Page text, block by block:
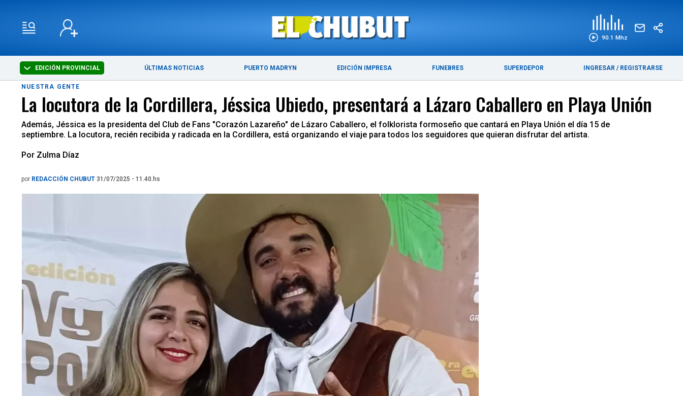
90.1 Mhz
EDICIÓN PROVINCIAL ÚLTIMAS NOTICIAS PUERTO MADRYN EDICIÓN IMPRESA FUNEBRES SUPERDEPOR INGRESAR / REGISTRARSE
ÚLTIMAS NOTICIAS PUERTO MADRYN
NUESTRA GENTE
La locutora de la Cordillera, Jéssica Ubiedo, presentará a Lázaro Caballero en Playa Unión
Además, Jéssica es la presidenta del Club de Fans "Corazón Lazareño" de Lázaro Caballero, el folklorista formoseño que cantará en Playa Unión el día 15 de
septiembre. La locutora, recién recibida y radicada en la Cordillera, está organizando el viaje para todos los seguidores que quieran disfrutar del artista.
Por Zulma Díaz
por REDACCIÓN CHUBUT 31/07/2025 - 11.40.hs